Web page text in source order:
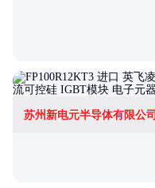
苏州新电元半导体有限公司